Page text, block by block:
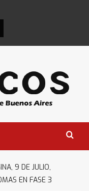
9 DE JULIO,
EN FASE 3